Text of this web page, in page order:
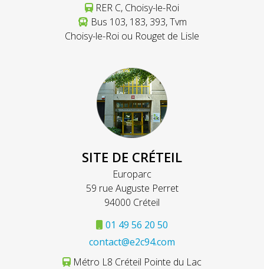
RER C, Choisy-le-Roi
Bus 103, 183, 393, Tvm
Choisy-le-Roi ou Rouget de Lisle
SITE DE CRÉTEIL
Europarc
59 rue Auguste Perret
94000 Créteil
01 49 56 20 50
contact@e2c94.com
Métro L8 Créteil Pointe du Lac